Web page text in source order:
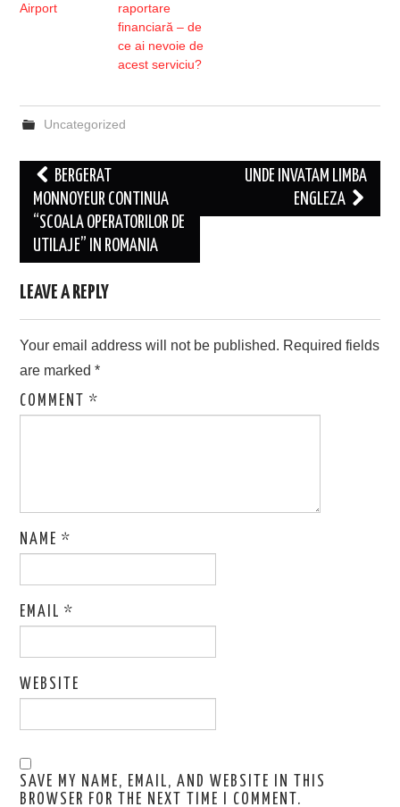
Airport
raportare
financiară – de
ce ai nevoie de
acest serviciu?
Uncategorized
Post
navigation
BERGERAT
MONNOYEUR CONTINUA
“SCOALA OPERATORILOR DE
UTILAJE” IN ROMANIA
UNDE INVATAM LIMBA
ENGLEZA
LEAVE A REPLY
Your email address will not be published. Required fields
are marked*
COMMENT*
NAME*
EMAIL*
WEBSITE
SAVE MY NAME, EMAIL, AND WEBSITE IN THIS
BROWSER FOR THE NEXT TIME I COMMENT.